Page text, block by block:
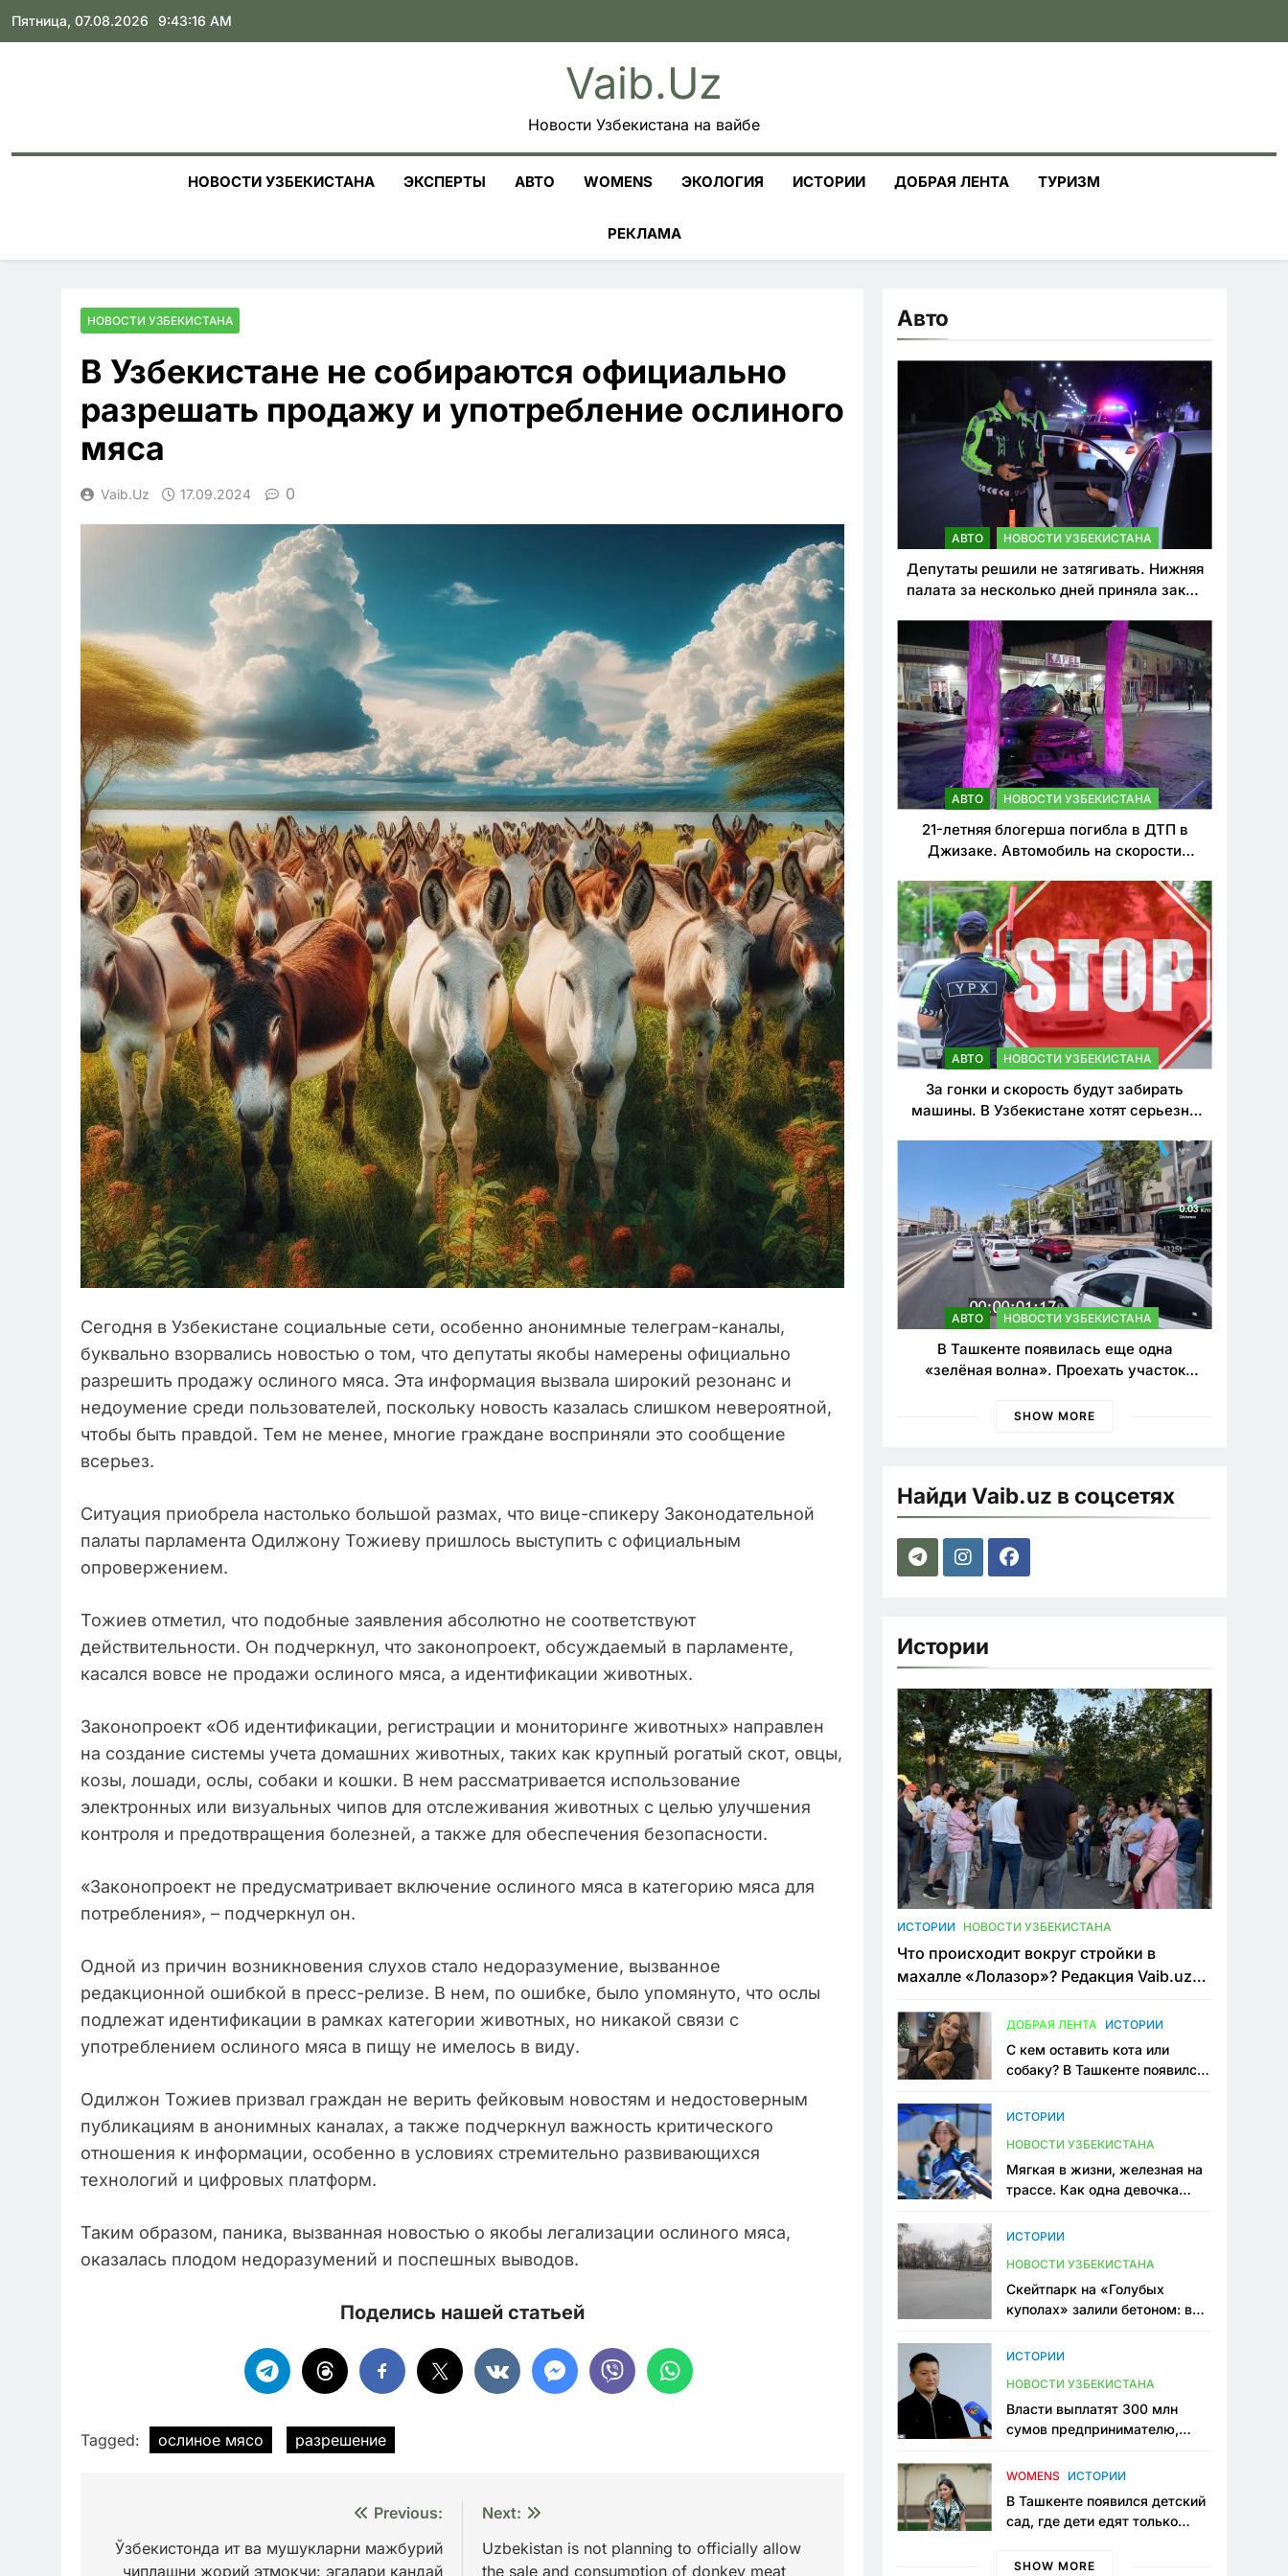
Skip
Пятница, 07.08.2026 9:43:18 AM
Vaib.uz
Новости Узбекистана на вайбе
НОВОСТИ УЗБЕКИСТАНА ЭКСПЕРТЫ АВТО WOMENS ЭКОЛОГИЯ ИСТОРИИ ДОБРАЯ ЛЕНТА ТУРИЗМ
РЕКЛАМА
НОВОСТИ УЗБЕКИСТАНА
В Узбекистане не собираются официально
разрешать продажу и употребление ослиного
мяса
Vaib.uz 17.09.2024 0
Сегодня в Узбекистане социальные сети, особенно анонимные телеграм-каналы,
буквально взорвались новостью о том, что депутаты якобы намерены официально
разрешить продажу ослиного мяса. Эта информация вызвала широкий резонанс и
недоумение среди пользователей, поскольку новость казалась слишком невероятной,
чтобы быть правдой. Тем не менее, многие граждане восприняли это сообщение
всерьез.
Ситуация приобрела настолько большой размах, что вице-спикеру Законодательной
палаты парламента Одилжону Тожиеву пришлось выступить с официальным
опровержением.
Тожиев отметил, что подобные заявления абсолютно не соответствуют
действительности. Он подчеркнул, что законопроект, обсуждаемый в парламенте,
касался вовсе не продажи ослиного мяса, а идентификации животных.
Законопроект «Об идентификации, регистрации и мониторинге животных» направлен
на создание системы учета домашних животных, таких как крупный рогатый скот, овцы,
козы, лошади, ослы, собаки и кошки. В нем рассматривается использование
электронных или визуальных чипов для отслеживания животных с целью улучшения
контроля и предотвращения болезней, а также для обеспечения безопасности.
«Законопроект не предусматривает включение ослиного мяса в категорию мяса для
потребления», – подчеркнул он.
Одной из причин возникновения слухов стало недоразумение, вызванное
редакционной ошибкой в пресс-релизе. В нем, по ошибке, было упомянуто, что ослы
подлежат идентификации в рамках категории животных, но никакой связи с
употреблением ослиного мяса в пищу не имелось в виду.
Одилжон Тожиев призвал граждан не верить фейковым новостям и недостоверным
публикациям в анонимных каналах, а также подчеркнул важность критического
отношения к информации, особенно в условиях стремительно развивающихся
технологий и цифровых платформ.
Таким образом, паника, вызванная новостью о якобы легализации ослиного мяса,
оказалась плодом недоразумений и поспешных выводов.
Поделись нашей статьей
Tagged: ослиное мясо разрешение
по
Previous:
Ўзбекистонда ит ва мушукларни мажбурий
чиплашни жорий этмоқчи: эгалари қандай
Next:
Uzbekistan is not planning to officially allow
the sale and consumption of donkey meat
Авто
АВТО НОВОСТИ УЗБЕКИСТАНА
Депутаты решили не затягивать. Нижняя
палата за несколько дней приняла закон
нарушителей ПДД
АВТО НОВОСТИ УЗБЕКИСТАНА
21-летняя блогерша погибла в ДТП в
Джизаке. Автомобиль на скорости
АВТО НОВОСТИ УЗБЕКИСТАНА
За гонки и скорость будут забирать
машины. В Узбекистане хотят серьезно
АВТО НОВОСТИ УЗБЕКИСТАНА
В Ташкенте появилась еще одна
«зелёная волна». Проехать участок
SHOW MORE
Найди Vaib.uz в соцсетях
Истории
ИСТОРИИ НОВОСТИ УЗБЕКИСТАНА
Что происходит вокруг стройки в
махалле «Лолазор»? Редакция Vaib.uz
конфликта
ДОБРАЯ ЛЕНТА ИСТОРИИ
С кем оставить кота или
собаку? В Ташкенте появился
ИСТОРИИ
НОВОСТИ УЗБЕКИСТАНА
Мягкая в жизни, железная на
трассе. Как одна девочка
Узбекистане
ИСТОРИИ
НОВОСТИ УЗБЕКИСТАНА
Скейтпарк на «Голубых
куполах» залили бетоном: в
одно общественное
ИСТОРИИ
НОВОСТИ УЗБЕКИСТАНА
Власти выплатят 300 млн
сумов предпринимателю,
тюрьме по незаконному
WOMENS ИСТОРИИ
В Ташкенте появился детский
сад, где дети едят только
мама, которая устала просить
SHOW MORE